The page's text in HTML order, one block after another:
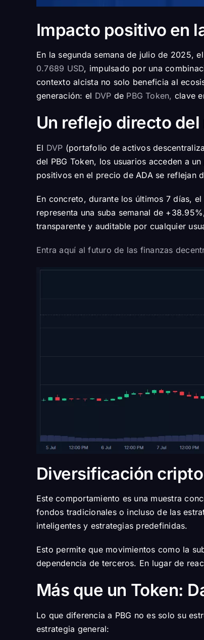
Impacto positivo en
En la segunda semana de julio de 2025,
0.7689 USD, impulsado por una
contexto alcista no solo beneficia al
generación: el DVP de PBG Token, clave
Un reflejo directo
El DVP (portafolio de activos
del PBG Token, los usuarios acceden a
positivos en el precio de ADA se reflejan
En concreto, durante los últimos 7 días,
representa una suba semanal de
transparente y auditable por cualquier
Entra aquí al futuro de las finanzas
Diversificación
Este comportamiento es una muestra
fondos tradicionales o incluso de las
inteligentes y estrategias predefinidas.
Esto permite que movimientos como la
dependencia de terceros. En lugar de
Más que un Token:
Lo que diferencia a PBG no es solo su
estrategia general: